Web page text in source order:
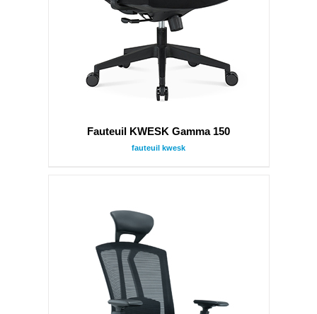
Fauteuil KWESK Gamma 150
fauteuil kwesk